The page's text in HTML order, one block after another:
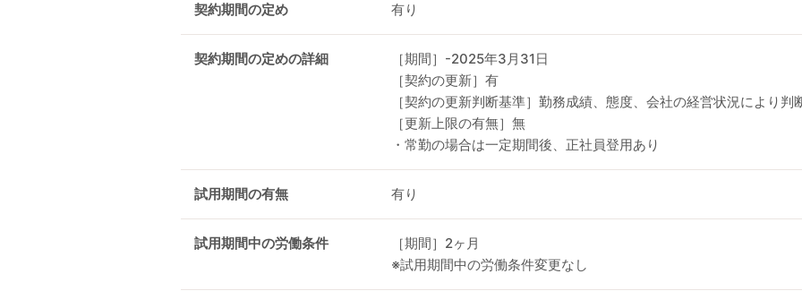
契約期間の定め 有り
契約期間の定めの詳細
［期間］-2025年3月31日
［契約の更新］有
［契約の更新判断基準］勤務成績、態度、会社の経営状況により判
［更新上限の有無］無
・常勤の場合は一定期間後、正社員登用あり
試用期間の有無 有り
試用期間中の労働条件
［期間］2ヶ月
※試用期間中の労働条件変更なし